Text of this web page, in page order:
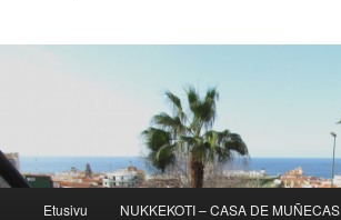
Etusivu NUKKEKOTI – CASA DE MUÑECAS